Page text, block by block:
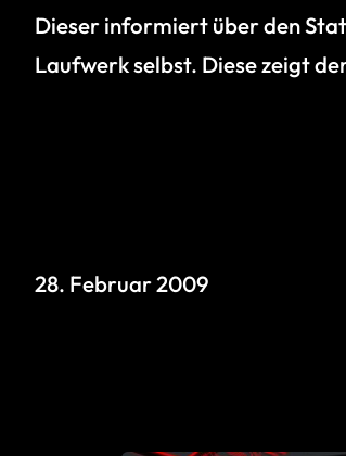
Dieser informiert über den
Laufwerk selbst. Diese zeigt
28. Februar 2009